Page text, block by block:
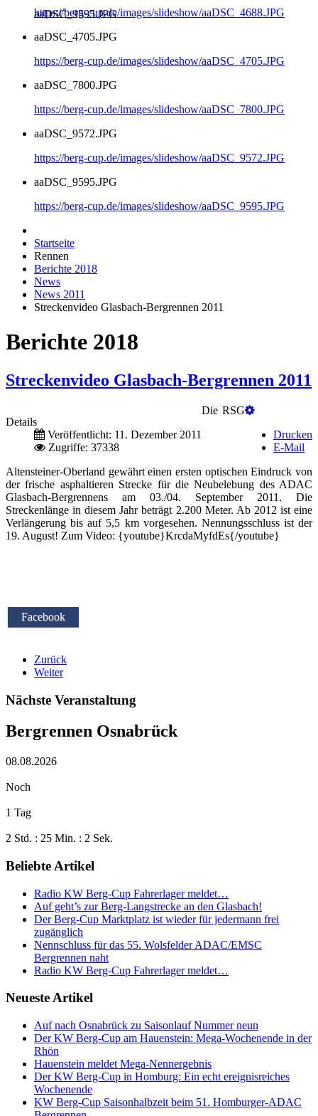
aaDSC_9595.JPG
https://berg-cup.de/images/slideshow/aaDSC_4688.JPG
aaDSC_4705.JPG
https://berg-cup.de/images/slideshow/aaDSC_4705.JPG
aaDSC_7800.JPG
https://berg-cup.de/images/slideshow/aaDSC_7800.JPG
aaDSC_9572.JPG
https://berg-cup.de/images/slideshow/aaDSC_9572.JPG
aaDSC_9595.JPG
https://berg-cup.de/images/slideshow/aaDSC_9595.JPG
Startseite
Rennen
Berichte 2018
News
News 2011
Streckenvideo Glasbach-Bergrennen 2011
Berichte 2018
Streckenvideo Glasbach-Bergrennen 2011
Details
Veröffentlicht: 11. Dezember 2011
Zugriffe: 37338
Drucken
E-Mail
Die RSG
Altensteiner-Oberland gewährt einen ersten optischen Eindruck von
der frische asphaltieren Strecke für die Neubelebung des ADAC
Glasbach-Bergrennens am 03./04. September 2011. Die
Streckenlänge in diesem Jahr beträgt 2.200 Meter. Ab 2012 ist eine
Verlängerung bis auf 5,5 km vorgesehen. Nennungsschluss ist der
19. August! Zum Video: {youtube}KrcdaMyfdEs{/youtube}
Facebook
Zurück
Weiter
Nächste Veranstaltung
Bergrennen Osnabrück
08.08.2026
Noch
1 Tag
2 Std. : 25 Min. : 2 Sek.
Beliebte Artikel
Radio KW Berg-Cup Fahrerlager meldet…
Auf geht’s zur Berg-Langstrecke an den Glasbach!
Der Berg-Cup Marktplatz ist wieder für jedermann frei
zugänglich
Nennschluss für das 55. Wolsfelder ADAC/EMSC
Bergrennen naht
Radio KW Berg-Cup Fahrerlager meldet…
Neueste Artikel
Auf nach Osnabrück zu Saisonlauf Nummer neun
Der KW Berg-Cup am Hauenstein: Mega-Wochenende in der
Rhön
Hauenstein meldet Mega-Nennergebnis
Der KW Berg-Cup in Homburg: Ein echt ereignisreiches
Wochenende
KW Berg-Cup Saisonhalbzeit beim 51. Homburger-ADAC